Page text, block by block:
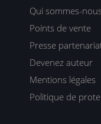
Qui sommes-
Points de vente
Presse
Devenez auteur
Mentions légales
Politique de